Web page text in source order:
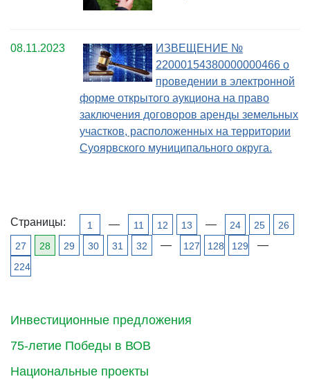
Инвестиционные предложения
75-летие Победы в ВОВ
Национальные проекты
08.11.2023
ИЗВЕЩЕНИЕ №
22000154380000000466 о
проведении в электронной
форме открытого аукциона на право
заключения договоров аренды земельных
участков, расположенных на территории
Суоярвского муниципального округа.
Страницы: 1 — 11 12 13 — 24 25
26
27
28 29 30 31 32 — 127 128 129 —
224